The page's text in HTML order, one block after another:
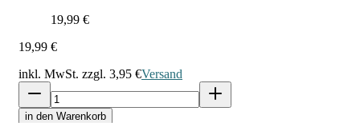
19,99 €
19,99 €
inkl. MwSt. zzgl. 3,95 €Versand
in den Warenkorb